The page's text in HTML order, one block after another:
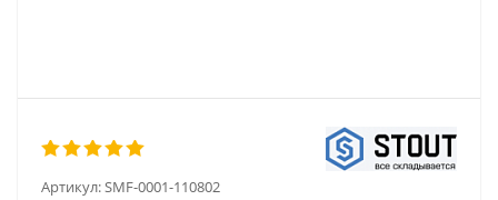
Артикул:SMF-0001-110802